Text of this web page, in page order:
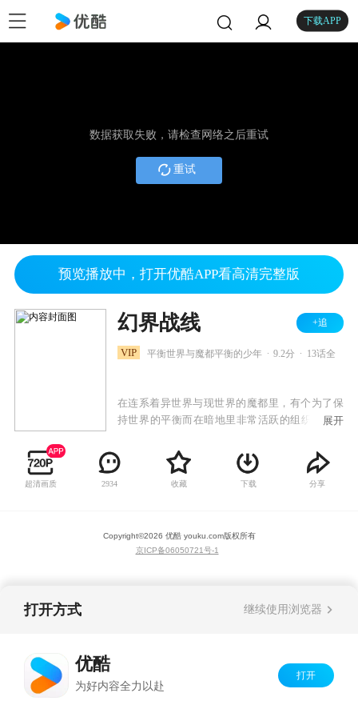
下载APP
数据获取失败，请检查网络之后重试
重试
预览播放中，打开优酷APP看高清完整版
幻界战线 +追
VIP 平衡世界与魔都平衡的少年 9.2分 13话全
在连系着异世界与现世界的魔都里，有个为了保
持世界的平衡而在暗地里非常活跃的组织——秘
入莱布拉，他身上所隐藏的秘密将会对莱布拉造
成什么影响？
展开
超清画质 2934 收藏 下载 分享
Copyright©2026 优酷 youku.com版权所有
京ICP备06050721号-1
打开方式 继续使用浏览器
优酷
为好内容全力以赴
打开